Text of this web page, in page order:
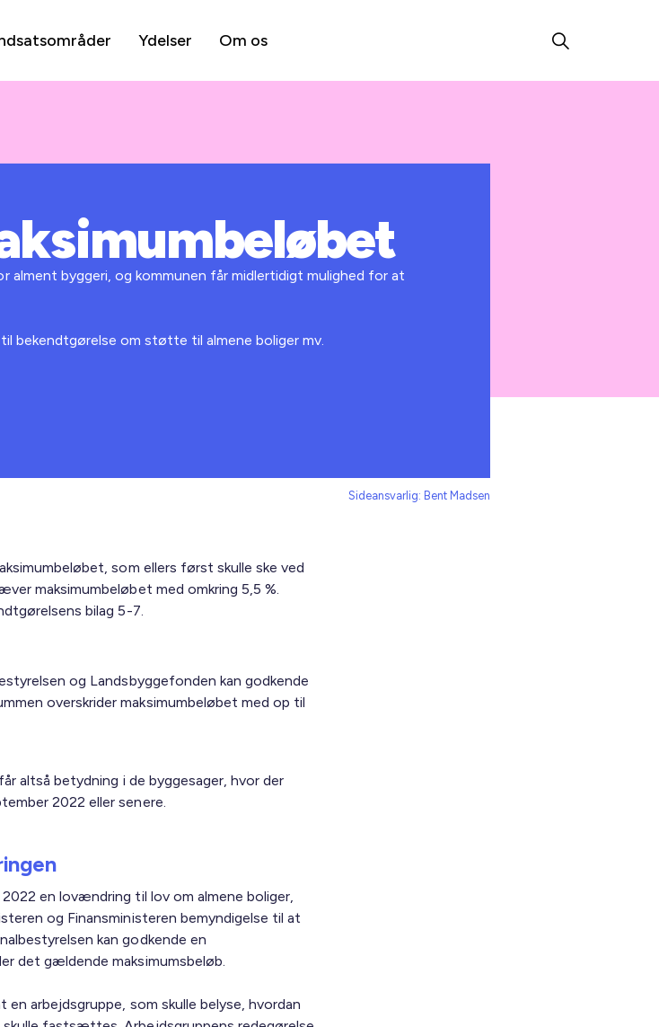
Ydelser Om os
alment byggeri, og kommunen får midlertidigt mulighed for at
til bekendtgørelse om støtte til almene boliger mv.
Sideansvarlig: Bent Madsen
som ellers først skulle ske ved
maksimumbeløbet med omkring 5,5 %.
bilag 5-7.
og Landsbyggefonden kan godkende
overskrider maksimumbeløbet med op til
altså betydning i de byggesager, hvor der
2022 eller senere.
en lovændring til lov om almene boliger,
og Finansministeren bemyndigelse til at
kan godkende en
det gældende maksimumsbeløb.
en arbejdsgruppe, som skulle belyse, hvordan